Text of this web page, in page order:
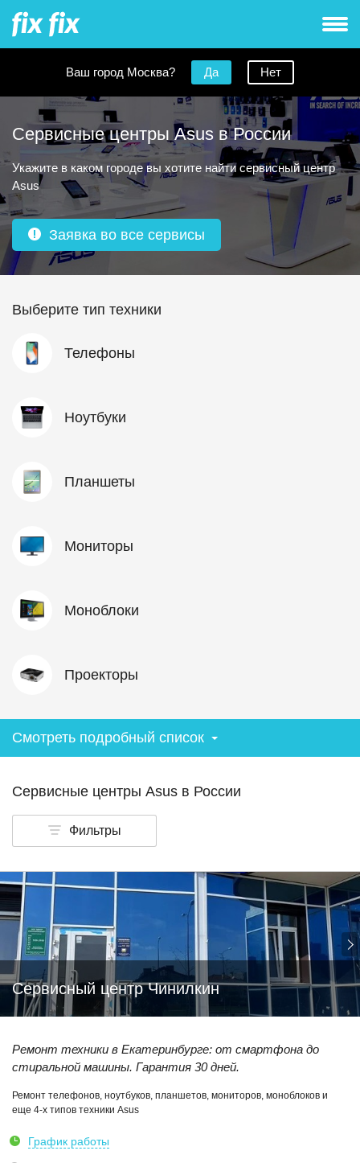
Ваш город Москва? Да Нет
Сервисные центры Asus в России
Укажите в каком городе вы хотите найти сервисный центр
Asus
Заявка во все сервисы
Выберите тип техники
Телефоны
Ноутбуки
Планшеты
Мониторы
Моноблоки
Проекторы
Смотреть подробный список
Сервисные центры Asus в России
Фильтры
Сервисный центр Чинилкин
Ремонт техники в Екатеринбурге: от смартфона до
стиральной машины. Гарантия 30 дней.
Ремонт телефонов, ноутбуков, планшетов, мониторов, моноблоков и
еще 4-х типов техники Asus
График работы